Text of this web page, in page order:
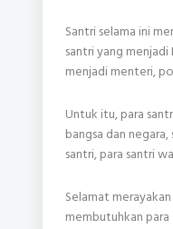
Santri selama ini
santri yang
menjadi menteri,
Untuk itu, para
bangsa dan
santri, para santri
Selamat
membutuhkan para